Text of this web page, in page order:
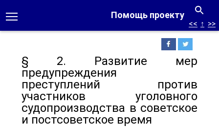
Помощь проекту
<< ↑ >>
§ 2. Развитие мер
предупреждения
преступлений против
участников уголовного
судопроизводства в советское
и постсоветское время